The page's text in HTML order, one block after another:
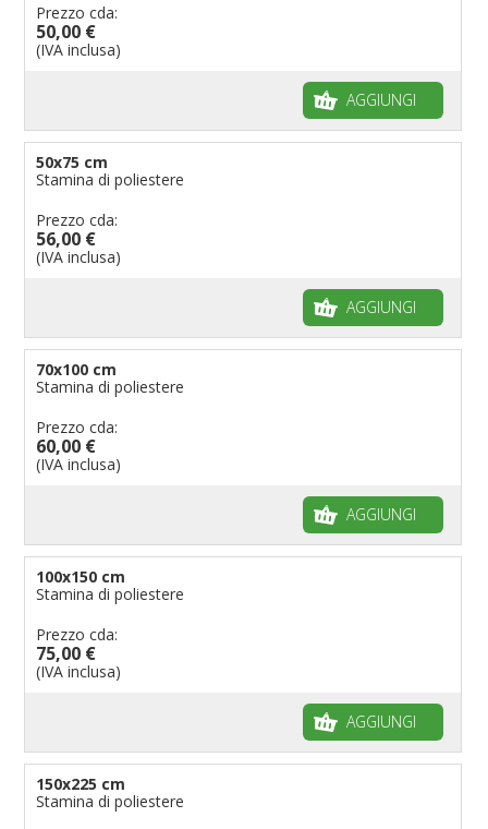
Prezzo cda:
50,00 €
(IVA inclusa)
AGGIUNGI
50x75 cm
Stamina di poliestere
Prezzo cda:
56,00 €
(IVA inclusa)
AGGIUNGI
70x100 cm
Stamina di poliestere
Prezzo cda:
60,00 €
(IVA inclusa)
AGGIUNGI
100x150 cm
Stamina di poliestere
Prezzo cda:
75,00 €
(IVA inclusa)
AGGIUNGI
150x225 cm
Stamina di poliestere